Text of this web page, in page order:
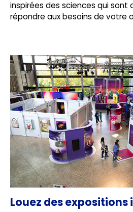
inspirées des sciences qui sont
répondre aux besoins de votre
Louez des